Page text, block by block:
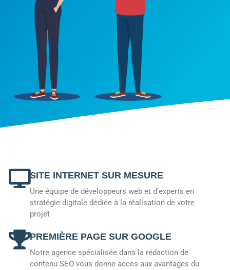
SITE INTERNET SUR MESURE
Une équipe de développeurs web et d'experts en
stratégie digitale dédiée à la réalisation de votre
projet
PREMIÈRE PAGE SUR GOOGLE
Notre agence spécialisée dans la rédaction de
contenu SEO vous donne accès aux avantages du